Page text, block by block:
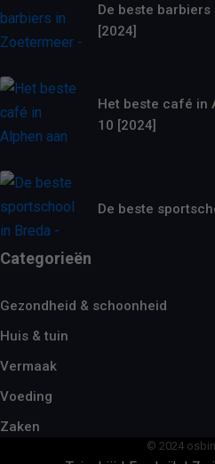
De beste barbiers
[2024]
Het beste café in
10 [2024]
De beste
Categorieën
Gezondheid & schoonheid
Huis & tuin
Vermaak
Voeding
Zaken
© 2024